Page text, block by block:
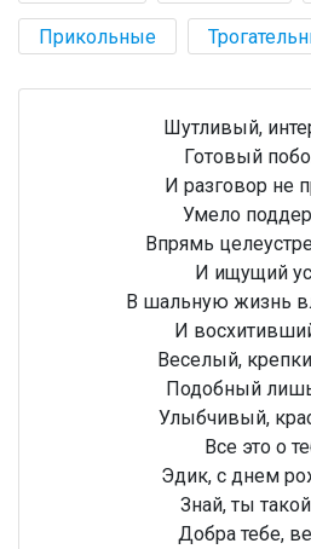
Прикольные
Шутливый,
Готовый
И разговор не
Умело
Впрямь
И ищущий
В шальную жизнь
И
Веселый,
Подобный
Улыбчивый,
Все это о
Эдик, с днем
Знай, ты
Добра тебе,